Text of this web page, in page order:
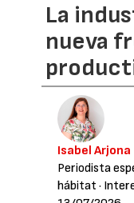
La
nueva
Isabel Arjona
Periodista
hábitat ·